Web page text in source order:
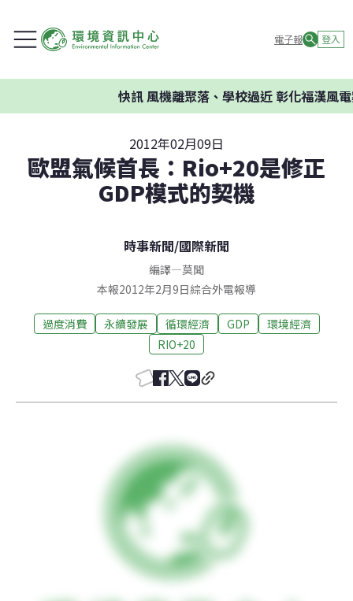
電子報 登入
快訊風機離聚落、學校過近 彰化福漢風電
2012年02月09日
歐盟氣候首長：Rio+20是修正
GDP模式的契機
時事新聞/國際新聞
編譯—莫聞
本報2012年2月9日綜合外電報導
過度消費 永續發展 循環經濟 GDP
環境經濟
RIO+20